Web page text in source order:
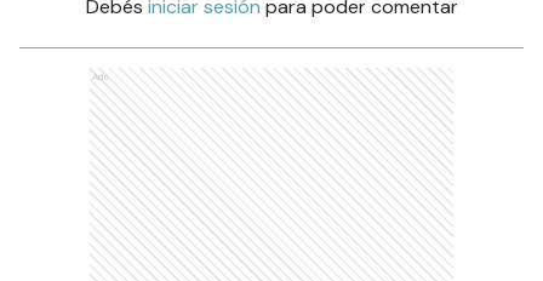
Debés iniciar sesión para poder comentar
Ads